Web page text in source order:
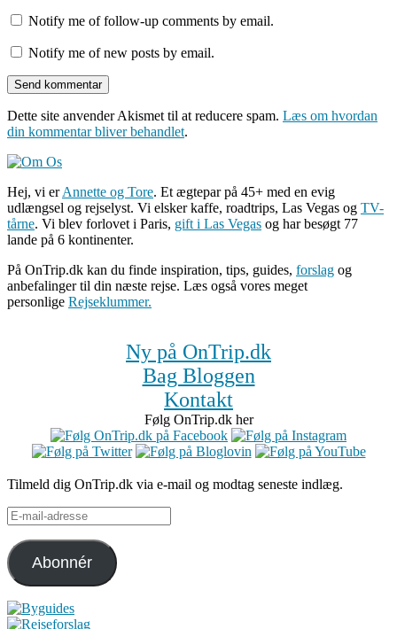
Notify me of follow-up comments by email.
Notify me of new posts by email.
Dette site anvender Akismet til at reducere spam. Læs om hvordan
din kommentar bliver behandlet.
Hej, vi erAnnette og Tore. Et ægtepar på 45+ med en evig
udlængsel og rejselyst. Vi elsker kaffe, roadtrips, Las Vegas og TV-
tårne. Vi blev forlovet i Paris, gift i Las Vegas og har besøgt 77
lande på 6 kontinenter.
På OnTrip.dk kan du finde inspiration, tips, guides, forslag og
anbefalinger til din næste rejse. Læs også vores meget
personlige Rejseklummer.
Ny på OnTrip.dk
Bag Bloggen
Kontakt
Følg OnTrip.dk her
Tilmeld dig OnTrip.dk via e-mail og modtag seneste indlæg.
E-
mail-
adresse
Abonnér